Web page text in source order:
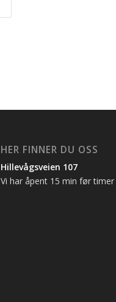
HER FINNER DU OSS
Hillevågsveien 107
Vi har åpent 15 min før timer